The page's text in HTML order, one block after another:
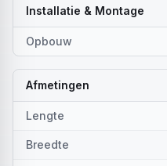
Installatie & Montage
Opbouw
Afmetingen
Lengte
Breedte